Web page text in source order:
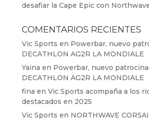
desafiar la Cape Epic con
COMENTARIOS RECIENTES
Vic Sports en Powerbar, nuevo
DECATHLON AG2R LA MONDIALE
Yaina en Powerbar, nuevo
DECATHLON AG2R LA MONDIALE
fina en Vic Sports acompaña a los
destacados en 2025
Vic Sports en NORTHWAVE